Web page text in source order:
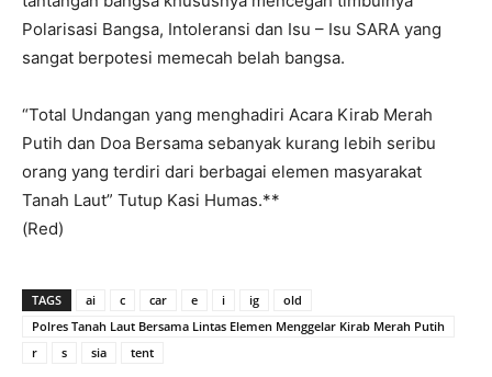
Polarisasi Bangsa, Intoleransi dan Isu – Isu SARA yang
sangat berpotesi memecah belah bangsa.
“Total Undangan yang menghadiri Acara Kirab Merah
Putih dan Doa Bersama sebanyak kurang lebih seribu
orang yang terdiri dari berbagai elemen masyarakat
Tanah Laut” Tutup Kasi Humas.**
(Red)
TAGS ai c car e i ig
old
Polres Tanah Laut Bersama Lintas Elemen Menggelar Kirab Merah Putih
r
s sia tent